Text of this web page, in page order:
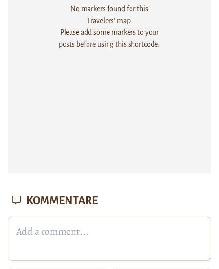
No markers found for this
Travelers' map.
Please add some markers to your
posts before using this shortcode.
KOMMENTARE